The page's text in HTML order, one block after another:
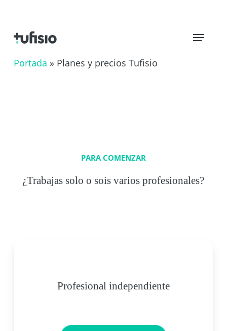
contenido
principal
Menú
Portada » Planes y precios Tufisio
PARA COMENZAR
¿Trabajas solo o sois varios profesionales?
Profesional independiente